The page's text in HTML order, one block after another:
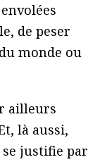
de peser
monde ou
ailleurs
là aussi,
se justifie par